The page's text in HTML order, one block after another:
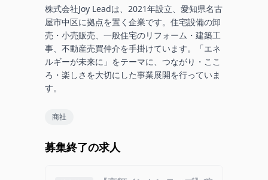
株式会社Joy Leadは、2021年設立、愛知県名古
屋市中区に拠点を置く企業です。住宅設備の卸
売・小売販売、一般住宅のリフォーム・建築工
事、不動産売買仲介を手掛けています。「エネ
ルギーが未来に」をテーマに、つながり・ここ
ろ・楽しさを大切にした事業展開を行っていま
す。
商社
募集終了の求人